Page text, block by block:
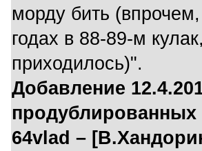
морду бить
годах в 88-89-м
приходилось)".
Добавление
64vlad –